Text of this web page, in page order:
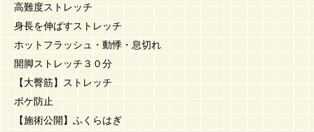
高難度ストレッチ
身長を伸ばすストレッチ
ホットフラッシュ・動悸・息切れ
開脚ストレッチ３０分
【大臀筋】ストレッチ
ボケ防止
【施術公開】ふくらはぎ